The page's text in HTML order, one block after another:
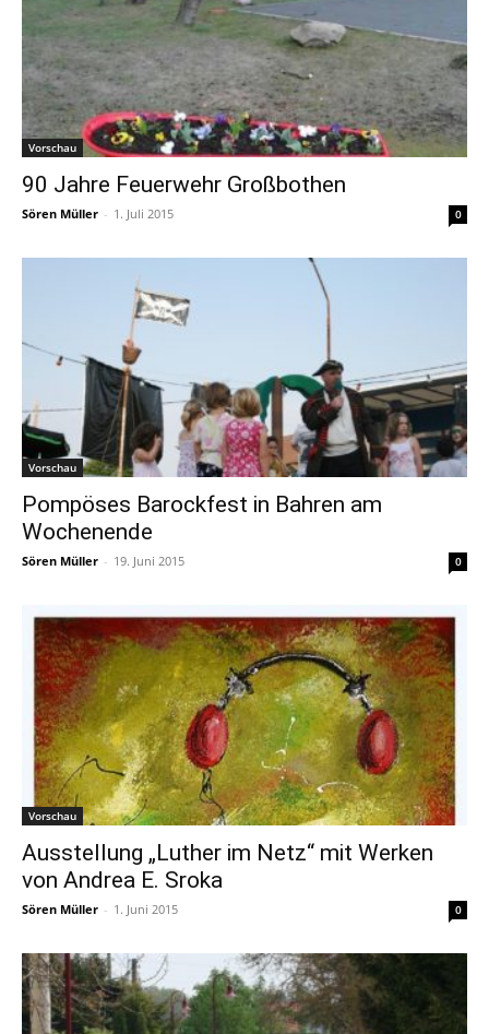
Vorschau
90 Jahre Feuerwehr Großbothen
Sören Müller - 1. Juli 2015 0
Vorschau
Pompöses Barockfest in Bahren am
Wochenende
Sören Müller - 19. Juni 2015 0
Vorschau
Ausstellung „Luther im Netz“ mit Werken
von Andrea E. Sroka
Sören Müller - 1. Juni 2015 0